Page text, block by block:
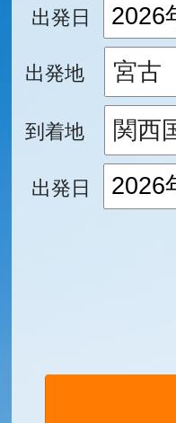
出発日
出発地
到着地
出発日